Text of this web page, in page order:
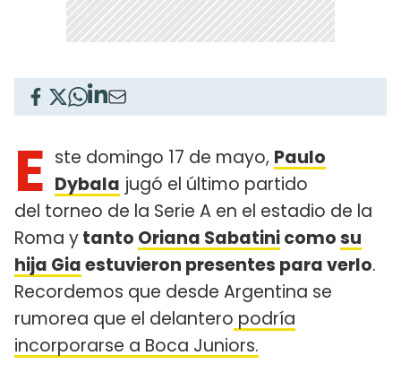
E ste domingo 17 de mayo, Paulo
Dybala jugó el último partido
del torneo de la Serie A en el estadio de la
Roma ytanto Oriana Sabatinicomosu
hija Giaestuvieron presentes para verlo.
Recordemos que desde Argentina se
rumorea que el delantero podría
incorporarse a Boca Juniors.